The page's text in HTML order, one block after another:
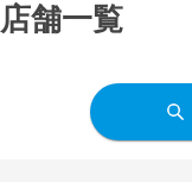
舗一覧